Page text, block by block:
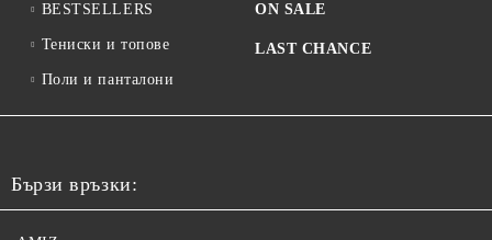
BESTSELLERS
Тениски и топове
Поли и панталони
ON SALE
LAST CHANCE
Бързи връзки: